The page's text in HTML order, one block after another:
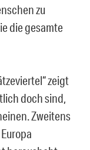
zu
die gesamte
zeigt
doch sind,
Zweitens